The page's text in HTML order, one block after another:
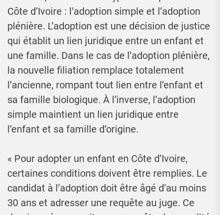
Côte d’Ivoire : l’adoption simple et l’adoption
plénière. L’adoption est une décision de justice
qui établit un lien juridique entre un enfant et
une famille. Dans le cas de l’adoption plénière,
la nouvelle filiation remplace totalement
l’ancienne, rompant tout lien entre l’enfant et
sa famille biologique. À l’inverse, l’adoption
simple maintient un lien juridique entre
l’enfant et sa famille d’origine.
« Pour adopter un enfant en Côte d’Ivoire,
certaines conditions doivent être remplies. Le
candidat à l’adoption doit être âgé d’au moins
30 ans et adresser une requête au juge. Ce